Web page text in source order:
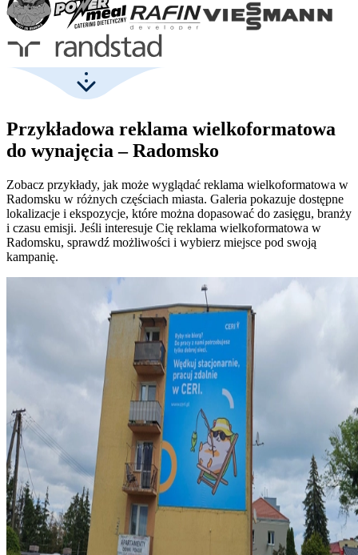
Przykładowa reklama wielkoformatowa
do wynajęcia – Radomsko
Zobacz przykłady, jak może wyglądać reklama wielkoformatowa w
Radomsku w różnych częściach miasta. Galeria pokazuje dostępne
lokalizacje i ekspozycje, które można dopasować do zasięgu, branży
i czasu emisji. Jeśli interesuje Cię reklama wielkoformatowa w
Radomsku, sprawdź możliwości i wybierz miejsce pod swoją
kampanię.